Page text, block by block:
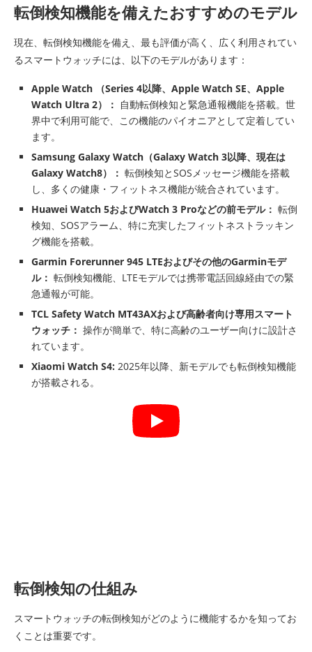
転倒検知機能を備えたおすすめのモデル
現在、転倒検知機能を備え、最も評価が高く、広く利用されてい
るスマートウォッチには、以下のモデルがあります：
Apple Watch （Series 4以降、Apple Watch SE、Apple
Watch Ultra 2）： 自動転倒検知と緊急通報機能を搭載。世
界中で利用可能で、この機能のパイオニアとして定着してい
ます。
Samsung Galaxy Watch（Galaxy Watch 3以降、現在は
Galaxy Watch8）： 転倒検知とSOSメッセージ機能を搭載
し、多くの健康・フィットネス機能が統合されています。
Huawei Watch 5およびWatch 3 Proなどの前モデル： 転倒
検知、SOSアラーム、特に充実したフィットネストラッキン
グ機能を搭載。
Garmin Forerunner 945 LTEおよびその他のGarminモデ
ル： 転倒検知機能、LTEモデルでは携帯電話回線経由での緊
急通報が可能。
TCL Safety Watch MT43AXおよび高齢者向け専用スマート
ウォッチ： 操作が簡単で、特に高齢のユーザー向けに設計さ
れています。
Xiaomi Watch S4: 2025年以降、新モデルでも転倒検知機能
が搭載される。
転倒検知の仕組み
スマートウォッチの転倒検知がどのように機能するかを知ってお
くことは重要です。